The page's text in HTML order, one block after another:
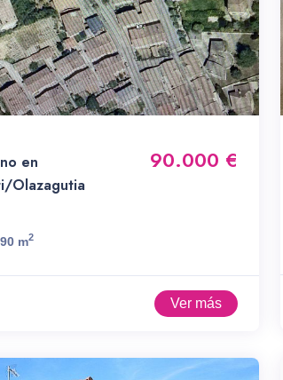
en
Olazagutia
90.000 €
m2
Ver más